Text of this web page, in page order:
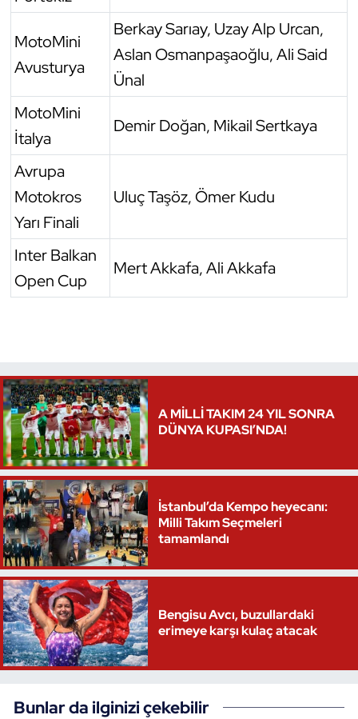
MotoMini
Avusturya
Berkay Sarıay, Uzay Alp Urcan,
Aslan Osmanpaşaoğlu, Ali Said
Ünal
MotoMini
İtalya
Demir Doğan, Mikail Sertkaya
Avrupa
Motokros
Yarı Finali
Uluç Taşöz, Ömer Kudu
Inter Balkan
Open Cup
Mert Akkafa, Ali Akkafa
A MİLLİ TAKIM 24 YIL SONRA
DÜNYA KUPASI’NDA!
İstanbul’da Kempo heyecanı:
Milli Takım Seçmeleri
tamamlandı
Bengisu Avcı, buzullardaki
erimeye karşı kulaç atacak
Bunlar da ilginizi çekebilir
Triatlon
Voleybol
Vücut Geliştirme Fitness
Wushu Kungfu
Yelken
Yüzme